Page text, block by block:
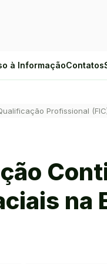
à InformaçãoContatos
Profissional
na